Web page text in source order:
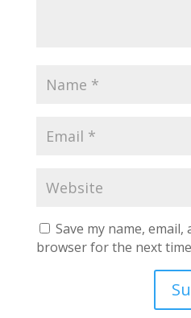
Save my name,
browser for the next